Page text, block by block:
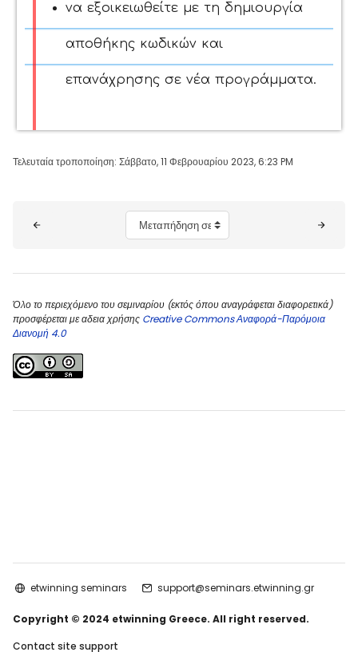
να εξοικειωθείτε με τη δημιουργία
αποθήκης κωδικών και
επανάχρησης σε νέα προγράμματα.
Τελευταία τροποποίηση: Σάββατο, 11 Φεβρουαρίου 2023, 6:23 PM
Μεταπήδηση σε...
Όλο το περιεχόμενο του σεμιναρίου (εκτός όπου αναγράφεται διαφορετικά)
προσφέρεται με αδεια χρήσης Creative Commons Αναφορά-Παρόμοια
Διανομή 4.0
etwinning seminars support@seminars.etwinning.gr
Copyright © 2024 etwinning Greece. All right reserved.
Contact site support